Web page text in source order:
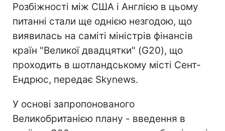
Розбіжності між США і Англією в цьому
питанні стали ще однією незгодою, що
виявилась на саміті міністрів фінансів
країн "Великої двадцятки" (G20), що
проходить в шотландському місті Сент-
Ендрюс, передає Skynews.
У основі запропонованого
Великобританією плану - введення в